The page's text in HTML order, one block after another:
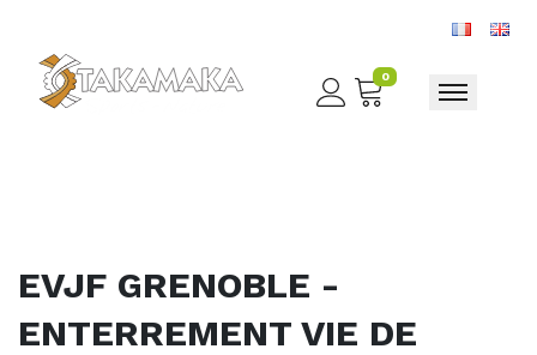
0
Toggle
EVJF GRENOBLE -
ENTERREMENT VIE DE